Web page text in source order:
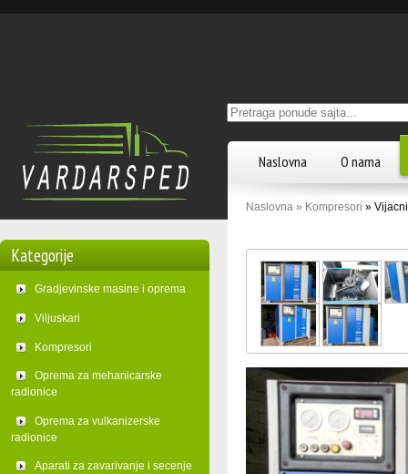
Naslovna O nama
Naslovna » Kompresori »
Kategorije
Gradjevinske masine i oprema
Viljuskari
Kompresori
Oprema za mehanicarske
radionice
Oprema za vulkanizerske
radionice
Aparati za zavarivanje i secenje